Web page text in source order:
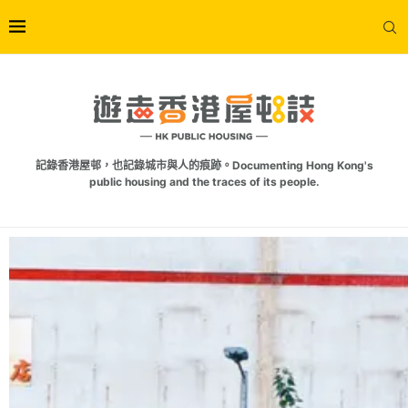
記錄香港屋邨，也記錄城市與人的痕跡。Documenting Hong Kong's
public housing and the traces of its people.